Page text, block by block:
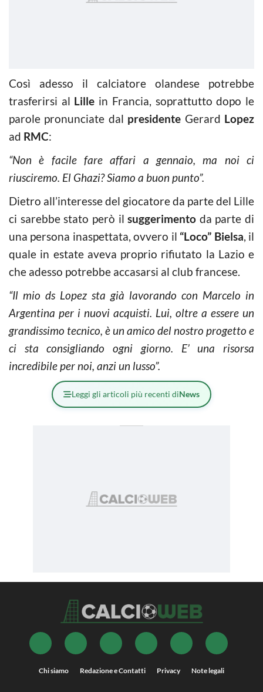
Così adesso il calciatore olandese potrebbe
trasferirsi al Lille in Francia, soprattutto dopo le
parole pronunciate dal presidente Gerard Lopez
ad RMC:
“Non è facile fare affari a gennaio, ma noi ci
riusciremo. El Ghazi? Siamo a buon punto”.
Dietro all’interesse del giocatore da parte del Lille
ci sarebbe stato però ilsuggerimento da parte di
una persona inaspettata, ovvero il “Loco” Bielsa, il
quale in estate aveva proprio rifiutato la Lazio e
che adesso potrebbe accasarsi al club francese.
“Il mio ds Lopez sta già lavorando con Marcelo in
Argentina per i nuovi acquisti. Lui, oltre a essere un
grandissimo tecnico, è un amico del nostro progetto e
ci sta consigliando ogni giorno. E’ una risorsa
incredibile per noi, anzi un lusso”.
Leggi gli articoli più recenti diNews
Chi siamo Redazione e Contatti Privacy Note legali